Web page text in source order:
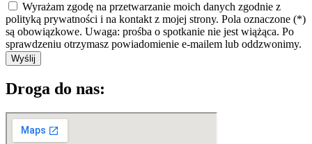
Wyrażam zgodę na przetwarzanie moich danych zgodnie z
polityką prywatności i na kontakt z mojej strony. Pola oznaczone (*)
są obowiązkowe. Uwaga: prośba o spotkanie nie jest wiążąca. Po
sprawdzeniu otrzymasz powiadomienie e-mailem lub oddzwonimy.
Wyślij
Droga do nas: